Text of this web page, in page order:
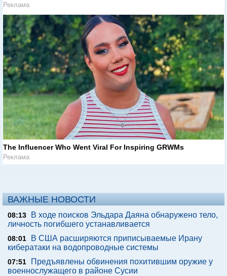
Реклама
The Influencer Who Went Viral For Inspiring GRWMs
Реклама
ВАЖНЫЕ НОВОСТИ
08:13
В ходе поисков Эльдара Даяна обнаружено тело,
личность погибшего устанавливается
08:01
В США расширяются приписываемые Ирану
кибератаки на водопроводные системы
07:51
Предъявлены обвинения похитившим оружие у
военнослужащего в районе Сусии